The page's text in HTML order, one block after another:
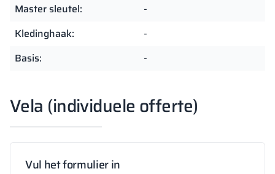
Master sleutel:
-
Kledinghaak:
-
Basis:
-
Vela (individuele offerte)
Vul het formulier in